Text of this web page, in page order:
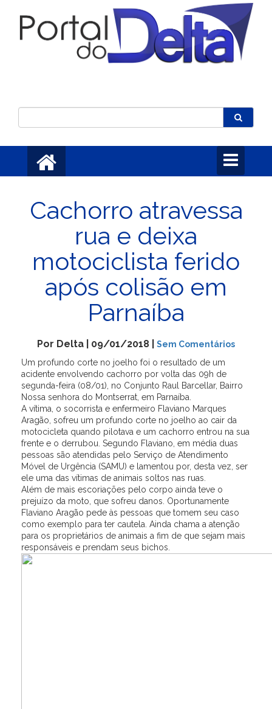
Toggle
navigation
Cachorro atravessa
rua e deixa
motociclista ferido
após colisão em
Parnaíba
Por Delta | 09/01/2018 | Sem Comentários
Um profundo corte no joelho foi o resultado de um
acidente envolvendo cachorro por volta das 09h de
segunda-feira (08/01), no Conjunto Raul Barcellar, Bairro
Nossa senhora do Montserrat, em Parnaíba.
A vítima, o socorrista e enfermeiro Flaviano Marques
Aragão, sofreu um profundo corte no joelho ao cair da
motocicleta quando pilotava e um cachorro entrou na sua
frente e o derrubou. Segundo Flaviano, em média duas
pessoas são atendidas pelo Serviço de Atendimento
Móvel de Urgência (SAMU) e lamentou por, desta vez, ser
ele uma das vítimas de animais soltos nas ruas.
Além de mais escoriações pelo corpo ainda teve o
prejuízo da moto, que sofreu danos. Oportunamente
Flaviano Aragão pede às pessoas que tomem seu caso
como exemplo para ter cautela. Ainda chama a atenção
para os proprietários de animais a fim de que sejam mais
responsáveis e prendam seus bichos.